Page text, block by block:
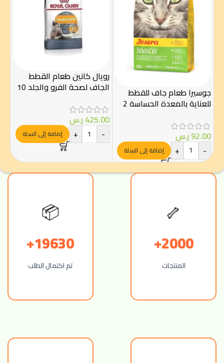
جوسيرا طعام جاف للقطط
للعناية بالمعدة الحساسة 2
92.00ر.س
-
+ إضافة إلى السلة
رويال كانين طعام القطط
الجاف لصحة الفرو والجلد 10
425.00ر.س
-
+ إضافة إلى السلة
🦴
2000+
المنتجات
📦
19630+
تم اكتمال الطلب